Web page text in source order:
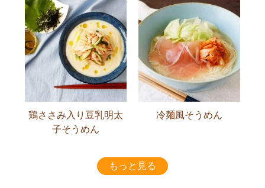
鶏ささみ入り豆乳明太
子そうめん
冷麺風そうめん
もっと見る